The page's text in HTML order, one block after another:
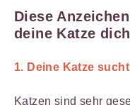
Diese
deine Katze
1. Deine Katze
Katzen sind sehr